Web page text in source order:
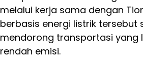
melalui kerja sama dengan
berbasis energi listrik
mendorong transportasi yang
rendah emisi.